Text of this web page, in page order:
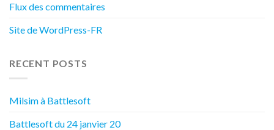
Flux des commentaires
Site de WordPress-FR
RECENT POSTS
Milsim à Battlesoft
Battlesoft du 24 janvier 20